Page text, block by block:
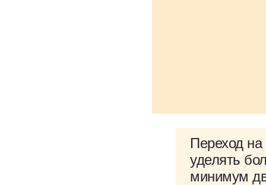
Переход
уделять
минимум